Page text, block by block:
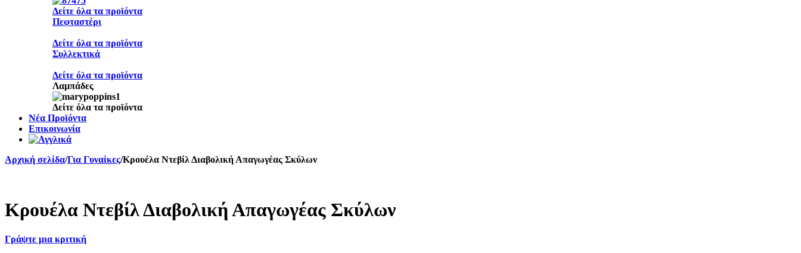
Δείτε όλα τα προϊόντα
Πεφταστέρι
Δείτε όλα τα προϊόντα
Συλλεκτικά
Δείτε όλα τα προϊόντα
Λαμπάδες
Δείτε όλα τα προϊόντα
Νέα Προϊόντα
Επικοινωνία
Αρχική σελίδα/Για Γυναίκες/Κρουέλα Ντεβίλ Διαβολική Απαγωγέας Σκύλων
Κρουέλα Ντεβίλ Διαβολική Απαγωγέας Σκύλων
Γράψτε μια κριτική